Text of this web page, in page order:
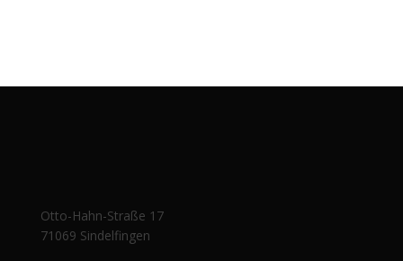
Otto-Hahn-Straße 17
71069 Sindelfingen